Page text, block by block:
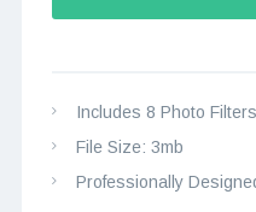
Includes 8 Photo Filters
File Size: 3mb
Professionally